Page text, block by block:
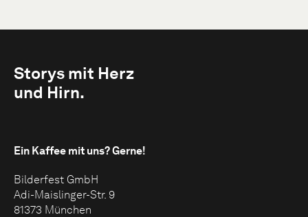
Storys mit Herz
und Hirn.
Ein Kaffee mit uns?Gerne!
Bilderfest GmbH
Adi-Maislinger-Str. 9
81373 München